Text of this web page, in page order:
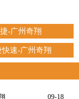
-广州奇翔
速-广州奇翔
09-18